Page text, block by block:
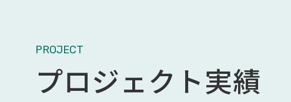
PROJECT
プロジェクト実績